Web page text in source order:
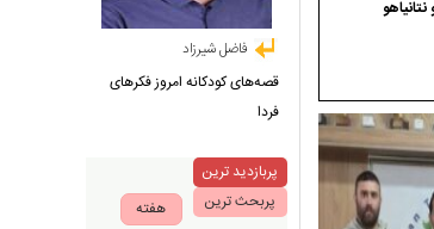
فاضل شیرزاد
قصه‌های کودکانه امروز فکرهای
فردا
پربازدید ترین
پربحث ترین
هفته